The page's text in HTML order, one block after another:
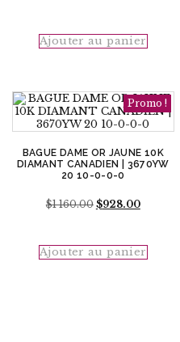
$1
$1
Ajouter au panier
Promo !
BAGUE DAME OR JAUNE 10K
DIAMANT CANADIEN | 3670YW
20 10-0-0-0
$1 160.00 Le
$1
$928.00Le
$928.00.
Ajouter au panier